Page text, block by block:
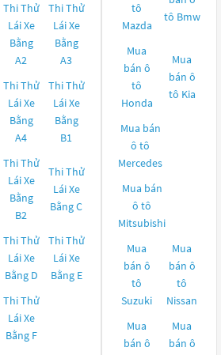
Thi Thử
Lái Xe
Bằng
A2
Thi Thử
Lái Xe
Bằng
A3
Thi Thử
Lái Xe
Bằng
A4
Thi Thử
Lái Xe
Bằng
B1
Thi Thử
Lái Xe
Bằng
B2
Thi Thử
Lái Xe
Bằng C
Thi Thử
Lái Xe
Bằng D
Thi Thử
Lái Xe
Bằng E
Thi Thử
Lái Xe
Bằng F
tô
Mazda
tô Bmw
Mua
bán ô
tô
Honda
Mua
bán ô
tô Kia
Mua bán
ô tô
Mercedes
Mua bán
ô tô
Mitsubishi
Mua
bán ô
tô
Suzuki
Mua
bán ô
tô
Nissan
Mua
bán ô
Mua
bán ô